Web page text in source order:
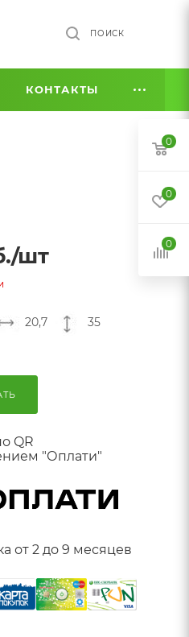
ПОИСК
КОНТАКТЫ
/шт
20,7 35
QR
"Оплати"
от 2 до 9 месяцев
0
0
0